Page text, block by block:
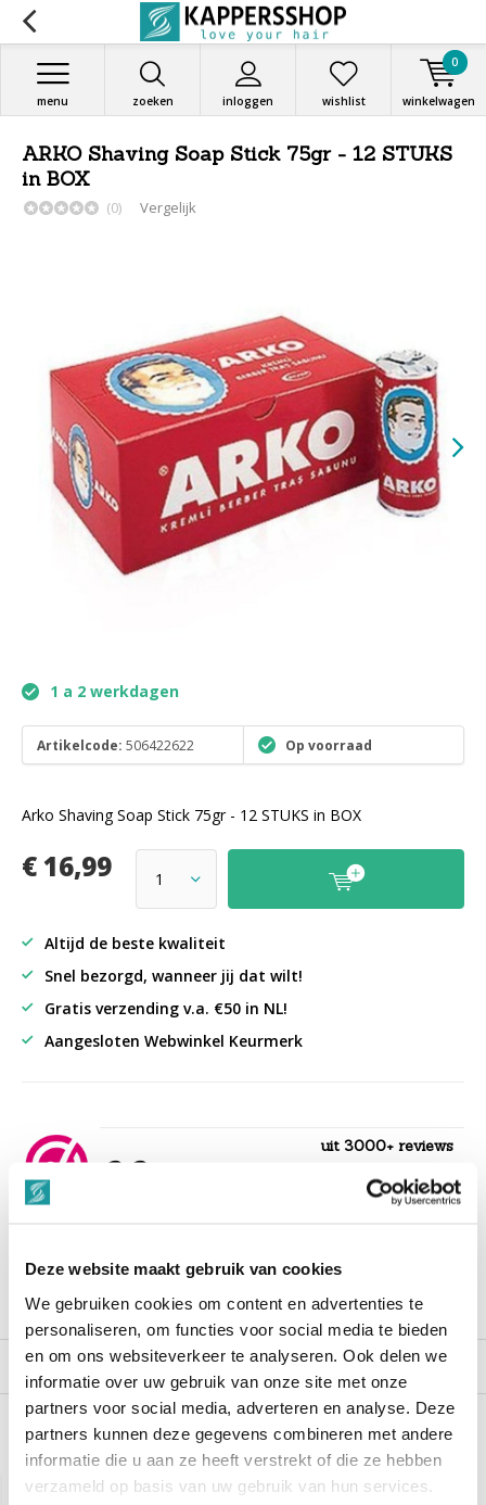
Deze website maakt gebruik van cookies
We gebruiken cookies om content en advertenties te
personaliseren, om functies voor social media te bieden
en om ons websiteverkeer te analyseren. Ook delen we
informatie over uw gebruik van onze site met onze
partners voor social media, adverteren en analyse. Deze
partners kunnen deze gegevens combineren met andere
informatie die u aan ze heeft verstrekt of die ze hebben
verzameld op basis van uw gebruik van hun services.
zoeken inloggen
menu wishlist winkelwagen
0
ARKO Shaving Soap Stick 75gr - 12 STUKS
in BOX
(0) Vergelijk
1 a 2 werkdagen
Artikelcode: 506422622 Op voorraad
Arko Shaving Soap Stick 75gr - 12 STUKS in BOX
€ 16,99
Altijd de beste kwaliteit
Snel bezorgd, wanneer jij dat wilt!
Gratis verzending v.a. €50 in NL!
Aangesloten Webwinkel Keurmerk
9,3
uit 3000+ reviews
Productomschrijving
Reviews
Recent bekeken